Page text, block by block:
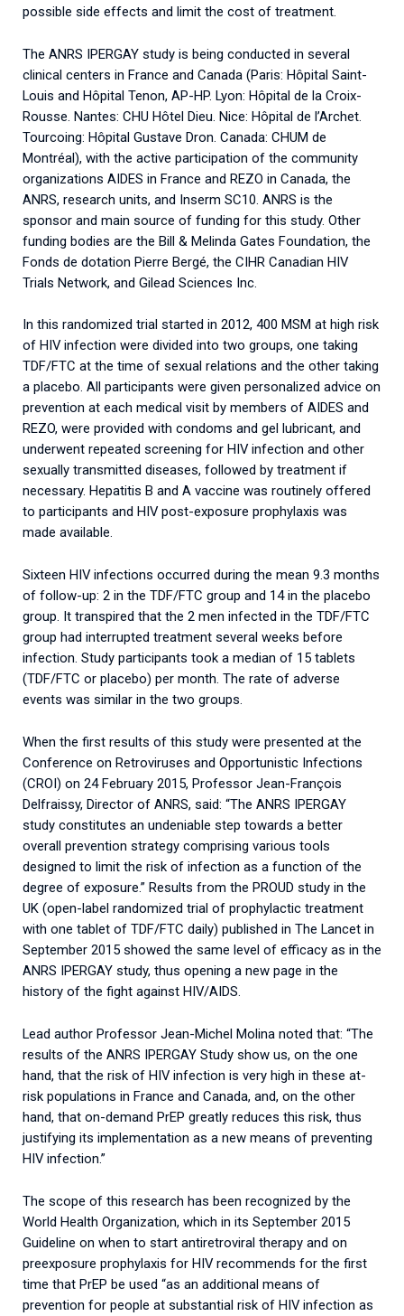
possible side effects and limit the cost of treatment.
The ANRS IPERGAY study is being conducted in several
clinical centers in France and Canada (Paris: Hôpital Saint-
Louis and Hôpital Tenon, AP-HP. Lyon: Hôpital de la Croix-
Rousse. Nantes: CHU Hôtel Dieu. Nice: Hôpital de l’Archet.
Tourcoing: Hôpital Gustave Dron. Canada: CHUM de
Montréal), with the active participation of the community
organizations AIDES in France and REZO in Canada, the
ANRS, research units, and Inserm SC10. ANRS is the
sponsor and main source of funding for this study. Other
funding bodies are the Bill & Melinda Gates Foundation, the
Fonds de dotation Pierre Bergé, the CIHR Canadian HIV
Trials Network, and Gilead Sciences Inc.
In this randomized trial started in 2012, 400 MSM at high risk
of HIV infection were divided into two groups, one taking
TDF/FTC at the time of sexual relations and the other taking
a placebo. All participants were given personalized advice on
prevention at each medical visit by members of AIDES and
REZO, were provided with condoms and gel lubricant, and
underwent repeated screening for HIV infection and other
sexually transmitted diseases, followed by treatment if
necessary. Hepatitis B and A vaccine was routinely offered
to participants and HIV post-exposure prophylaxis was
made available.
Sixteen HIV infections occurred during the mean 9.3 months
of follow-up: 2 in the TDF/FTC group and 14 in the placebo
group. It transpired that the 2 men infected in the TDF/FTC
group had interrupted treatment several weeks before
infection. Study participants took a median of 15 tablets
(TDF/FTC or placebo) per month. The rate of adverse
events was similar in the two groups.
When the first results of this study were presented at the
Conference on Retroviruses and Opportunistic Infections
(CROI) on 24 February 2015, Professor Jean-François
Delfraissy, Director of ANRS, said: “The ANRS IPERGAY
study constitutes an undeniable step towards a better
overall prevention strategy comprising various tools
designed to limit the risk of infection as a function of the
degree of exposure.” Results from the PROUD study in the
UK (open-label randomized trial of prophylactic treatment
with one tablet of TDF/FTC daily) published in The Lancet in
September 2015 showed the same level of efficacy as in the
ANRS IPERGAY study, thus opening a new page in the
history of the fight against HIV/AIDS.
Lead author Professor Jean-Michel Molina noted that: “The
results of the ANRS IPERGAY Study show us, on the one
hand, that the risk of HIV infection is very high in these at-
risk populations in France and Canada, and, on the other
hand, that on-demand PrEP greatly reduces this risk, thus
justifying its implementation as a new means of preventing
HIV infection.”
The scope of this research has been recognized by the
World Health Organization, which in its September 2015
Guideline on when to start antiretroviral therapy and on
preexposure prophylaxis for HIV recommends for the first
time that PrEP be used “as an additional means of
prevention for people at substantial risk of HIV infection as